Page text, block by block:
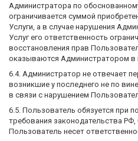
Администратора по
ограничивается суммой
Услуги, а в случае нарушения
Услуг его ответственность
восстановления прав
оказываются Администратором в
6.4. Администратор не отвечает
возникшие у последнего не по
в связи с нарушением
6.5. Пользователь обязуется при
требования законодательства
Пользователь несет